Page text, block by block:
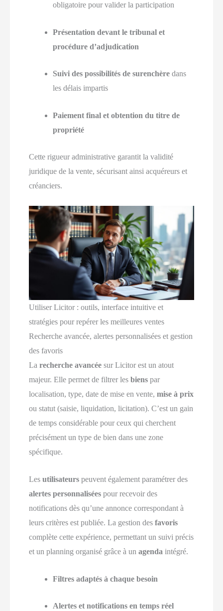
obligatoire pour valider la participation
Présentation devant le tribunal et
procédure d’adjudication
Suivi des possibilités de surenchère dans
les délais impartis
Paiement final et obtention du titre de
propriété
Cette rigueur administrative garantit la validité
juridique de la vente, sécurisant ainsi acquéreurs et
créanciers.
Utiliser Licitor : outils, interface intuitive et
stratégies pour repérer les meilleures ventes
Recherche avancée, alertes personnalisées et gestion
des favoris
Larecherche avancée sur Licitor est un atout
majeur. Elle permet de filtrer lesbiens par
localisation, type, date de mise en vente,mise à prix
ou statut (saisie, liquidation, licitation). C’est un gain
de temps considérable pour ceux qui cherchent
précisément un type de bien dans une zone
spécifique.
Lesutilisateurs peuvent également paramétrer des
alertes personnalisées pour recevoir des
notifications dès qu’une annonce correspondant à
leurs critères est publiée. La gestion desfavoris
complète cette expérience, permettant un suivi précis
et un planning organisé grâce à unagenda intégré.
Filtres adaptés à chaque besoin
Alertes et notifications en temps réel